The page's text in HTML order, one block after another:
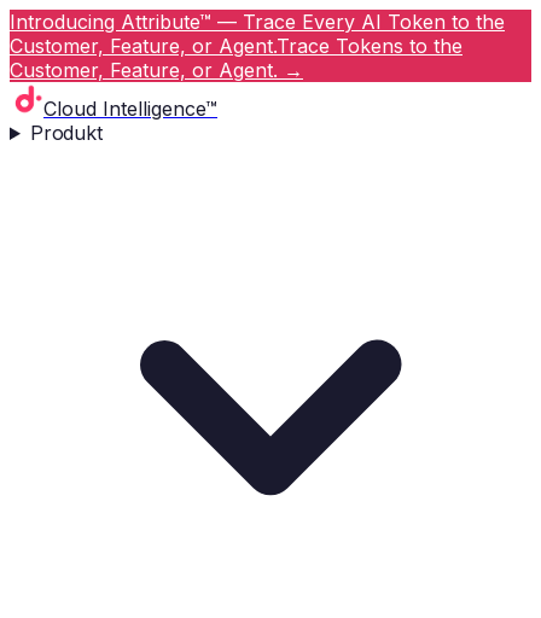
Introducing Attribute™ — Trace Every AI Token to the
Customer, Feature, or Agent.Trace Tokens to the
Customer, Feature, or Agent. →
Cloud Intelligence™
Produkt